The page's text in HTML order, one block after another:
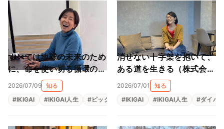
すべては地球の未来のため
に、命を使い切る循環の旅
（株式会社スター・フロー
レス 星子桜文）
2026/07/09 知る
#IKIGAI #IKIGAI人生 #ピックアップ #地域貢献 #源泉 #社会貢
消せない十字架を抱いて、
ある道を生きる（株式会社
ライフサカス 西部沙緒
2026/07/01
知る
#IKIGAI #IKIGAI人生 #ダイバ